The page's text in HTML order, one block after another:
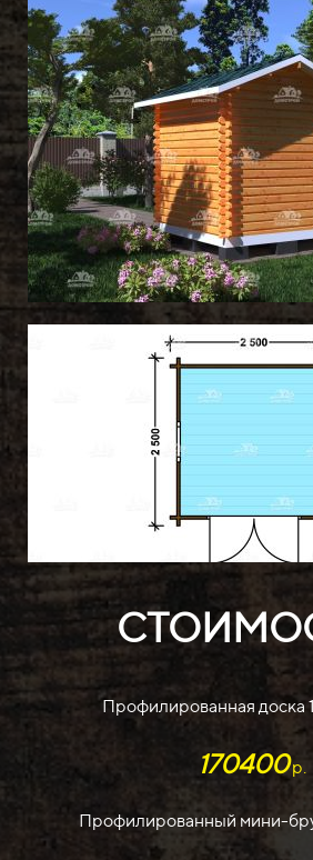
Профилированная доска
170400р.
Профилированный мини-